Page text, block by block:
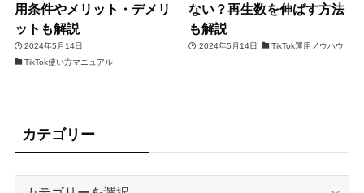
用条件やメリット・デメリ
ットも解説
2024年5月14日
TikTok使い方マニュアル
ない？再生数を伸ばす方法
も解説
2024年5月14日 TikTok運用ノウハウ
カテゴリー